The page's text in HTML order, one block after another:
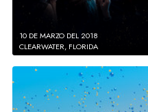
10 DE MARZO DEL 2018
CLEARWATER, FLORIDA